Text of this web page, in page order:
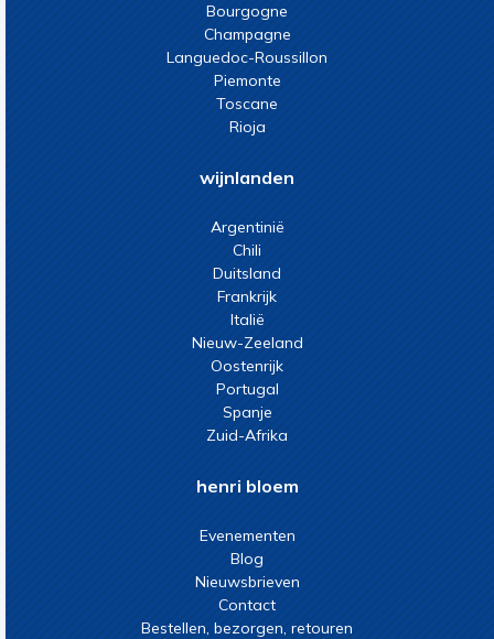
Bourgogne
Champagne
Languedoc-Roussillon
Piemonte
Toscane
Rioja
wijnlanden
Argentinië
Chili
Duitsland
Frankrijk
Italië
Nieuw-Zeeland
Oostenrijk
Portugal
Spanje
Zuid-Afrika
henri bloem
Evenementen
Blog
Nieuwsbrieven
Contact
Bestellen, bezorgen, retouren